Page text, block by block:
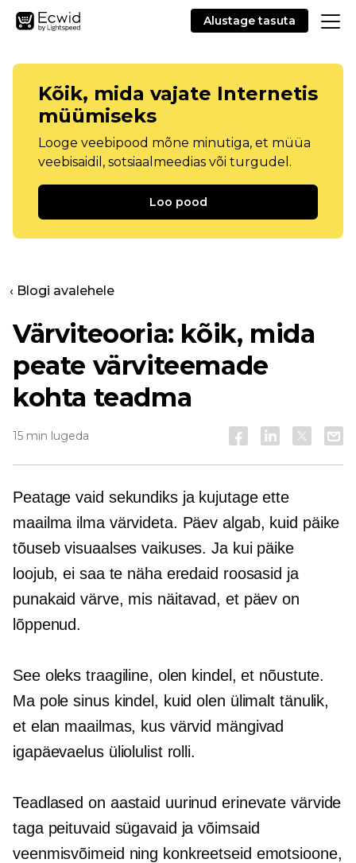
Alustage tasuta
Kõik, mida vajate Internetis
müümiseks
Looge veebipood mõne minutiga, et müüa
veebisaidil, sotsiaalmeedias või turgudel.
Loo pood
‹ Blogi avalehele
Värviteooria: kõik, mida
peate värviteemade
kohta teadma
15 min lugeda
Peatage vaid sekundiks ja kujutage ette
maailma ilma värvideta. Päev algab, kuid päike
tõuseb visuaalses vaikuses. Ja kui päike
loojub, ei saa te näha eredaid roosasid ja
punakaid värve, mis näitavad, et päev on
lõppenud.
See oleks traagiline, olen kindel, et nõustute.
Ma pole sinus kindel, kuid olen ülimalt tänulik,
et elan maailmas, kus värvid mängivad
igapäevaelus üliolulist rolli.
Teadlased on aastaid uurinud erinevate värvide
taga peituvaid sügavaid ja võimsaid
veenmisvõimeid ning konkreetseid emotsioone,